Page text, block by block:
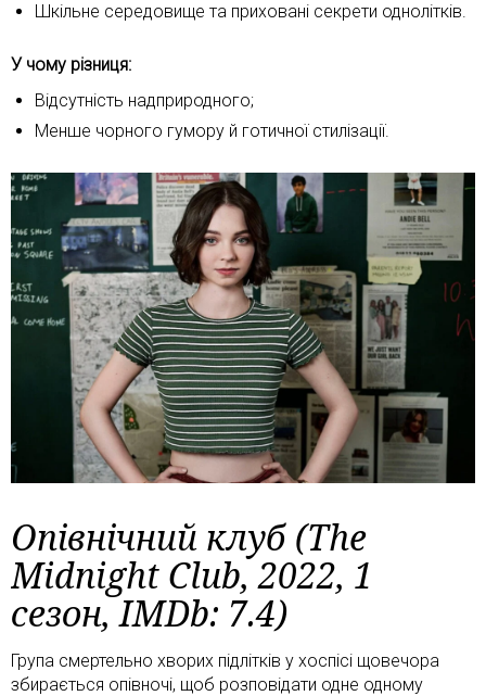
Шкільне середовище та приховані секрети однолітків.
У чому різниця:
Відсутність надприродного;
Менше чорного гумору й готичної стилізації.
Опівнічний клуб (The
Midnight Club, 2022, 1
сезон, IMDb: 7.4)
Група смертельно хворих підлітків у хоспісі щовечора
збирається опівночі, щоб розповідати одне одному